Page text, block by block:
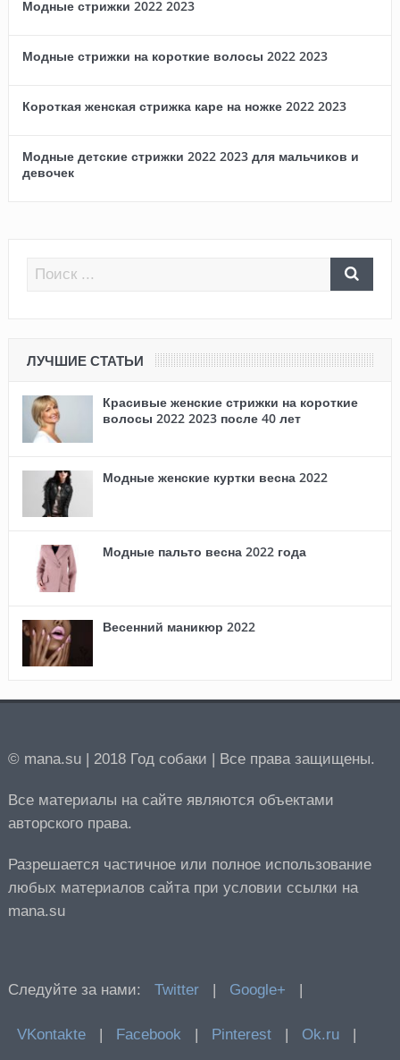
Модные стрижки 2022 2023
Модные стрижки на короткие волосы 2022 2023
Короткая женская стрижка каре на ножке 2022 2023
Модные детские стрижки 2022 2023 для мальчиков и
девочек
ЛУЧШИЕ СТАТЬИ
Красивые женские стрижки на короткие
волосы 2022 2023 после 40 лет
Модные женские куртки весна 2022
Модные пальто весна 2022 года
Весенний маникюр 2022
© mana.su | 2018 Год собаки | Все права защищены.
Все материалы на сайте являются объектами
авторского права.
Разрешается частичное или полное использование
любых материалов сайта при условии ссылки на
mana.su
Следуйте за нами: Twitter Google+
VKontakte Facebook Pinterest Ok.ru